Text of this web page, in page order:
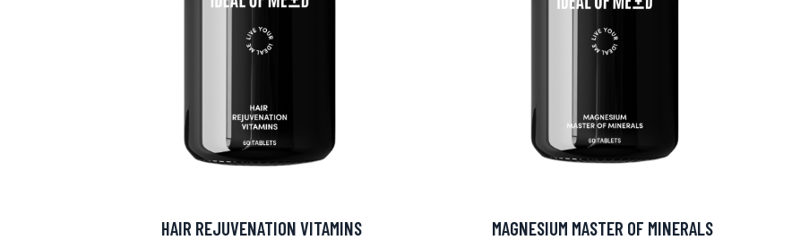
HAIR REJUVENATION VITAMINS MAGNESIUM MASTER OF MINERALS